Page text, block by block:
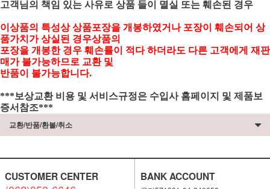
고객님의 책임 있는 사유로 상품 들이 멸실 또는 훼손된 경우
이상품의 특성상 상품포장을 개봉하였거나 포장이 훼손되어 상
품가치가 상실된 경우상품의
포장을 개봉한 경우 훼손률이 적다 하더라도 다른 고객에게 재판
매가 불가능하므로 교환 및
반품이 불가능합니다.
***보상교환 비용 및 서비스규정은 수입사 홈페이지 및 제품보
증서참조***
교환/반품/환불/취소
CUSTOMER CENTER BANK ACCOUNT